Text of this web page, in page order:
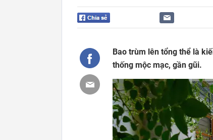
Bao trùm lên tổng thể là
thống mộc mạc, gần gũi.